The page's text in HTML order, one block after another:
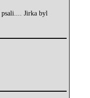
psali.... Jirka byl